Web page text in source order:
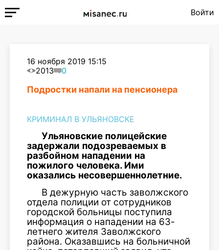
Войти
16 ноября 2019 15:15
2013
0
Подростки напали на пенсионера
КРИМИНАЛ В УЛЬЯНОВСКЕ
Ульяновские полицейские
задержали подозреваемых в
разбойном нападении на
пожилого человека. Ими
оказались несовершеннолетние.
В дежурную часть заволжского
отдела полиции от сотрудников
городской больницы поступила
информация о нападении на 63-
летнего жителя Заволжского
района. Оказавшись на больничной